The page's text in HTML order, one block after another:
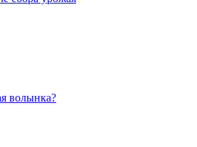
волынка?